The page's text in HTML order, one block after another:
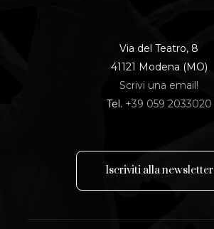
Via del Teatro, 8
41121 Modena (MO)
Scrivi una email!
Tel. +39 059 2033020
Iscriviti allanewsletter